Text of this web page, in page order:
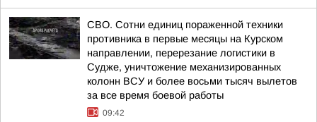
СВО. Сотни единиц пораженной техники
противника в первые месяцы на Курском
направлении, перерезание логистики в
Судже, уничтожение механизированных
колонн ВСУ и более восьми тысяч вылетов
за все время боевой работы
09:42